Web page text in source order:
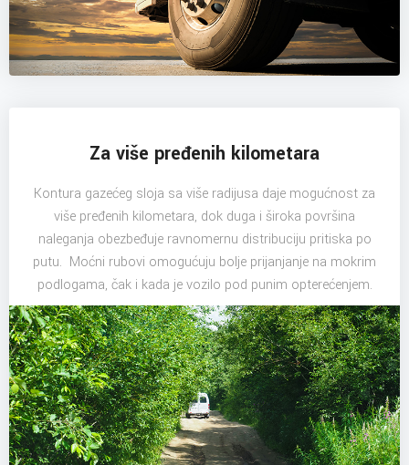
Za više pređenih kilometara
Kontura gazećeg sloja sa više radijusa daje mogućnost za
više pređenih kilometara, dok duga i široka površina
naleganja obezbeđuje ravnomernu distribuciju pritiska po
putu. Moćni rubovi omogućuju bolje prijanjanje na mokrim
podlogama, čak i kada je vozilo pod punim opterećenjem.